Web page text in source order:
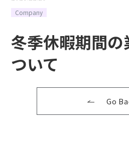
Company
冬季休暇期間
ついて
Go